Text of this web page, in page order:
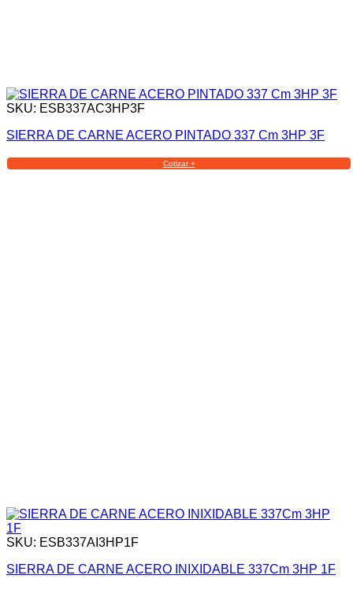
SKU: ESB337AC3HP3F
SIERRA DE CARNE ACERO PINTADO 337 Cm 3HP 3F
Cotizar +
SKU: ESB337AI3HP1F
SIERRA DE CARNE ACERO INIXIDABLE 337Cm 3HP 1F